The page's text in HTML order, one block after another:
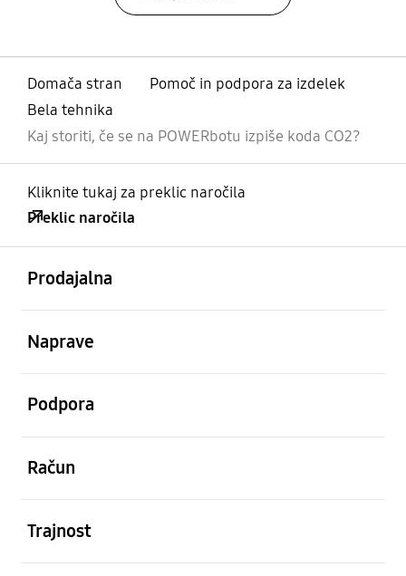
Domača stran
Pomoč in podpora za izdelek
Bela tehnika
Kaj storiti, če se na POWERbotu izpiše koda CO2?
Kliknite tukaj za preklic naročila
Preklic naročila
Prodajalna
Naprave
Podpora
Račun
Trajnost